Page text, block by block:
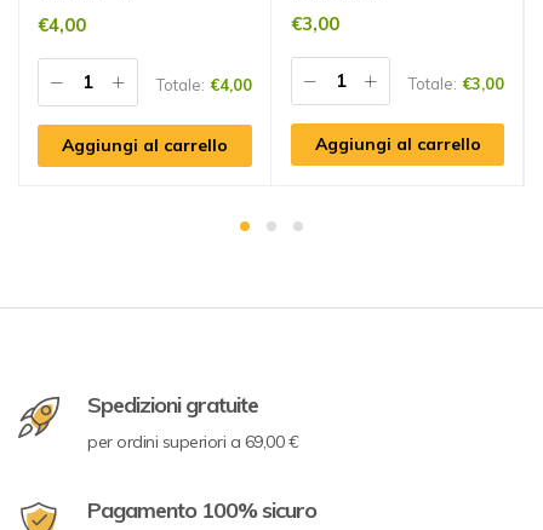
€4,00
Totale: €4,00
Aggiungi al carrello
€3,00
Totale: €3,00
Aggiungi al carrello
Spedizioni gratuite
per ordini superiori a 69,00 €
Pagamento 100% sicuro